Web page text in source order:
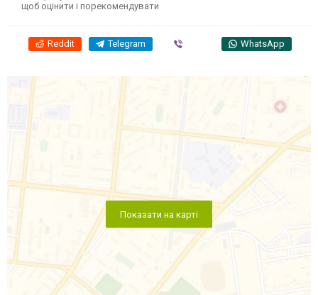
щоб оцінити і порекомендувати
Reddit Telegram WhatsApp
Показати на карті